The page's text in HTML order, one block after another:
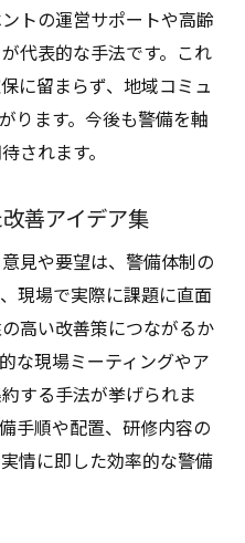
トの運営サポートや高齢
代表的な手法です。これ
に留まらず、地域コミュ
ります。今後も警備を軸
されます。
善アイデア集
見や要望は、警備体制の
現場で実際に課題に直面
高い改善策につながるか
な現場ミーティングやア
する手法が挙げられま
手順や配置、研修内容の
情に即した効率的な警備